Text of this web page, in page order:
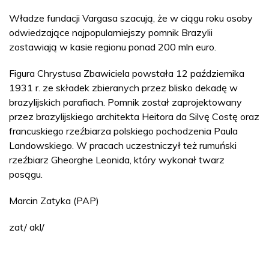
Władze fundacji Vargasa szacują, że w ciągu roku osoby
odwiedzające najpopularniejszy pomnik Brazylii
zostawiają w kasie regionu ponad 200 mln euro.
Figura Chrystusa Zbawiciela powstała 12 października
1931 r. ze składek zbieranych przez blisko dekadę w
brazylijskich parafiach. Pomnik został zaprojektowany
przez brazylijskiego architekta Heitora da Silvę Costę oraz
francuskiego rzeźbiarza polskiego pochodzenia Paula
Landowskiego. W pracach uczestniczył też rumuński
rzeźbiarz Gheorghe Leonida, który wykonał twarz
posągu.
Marcin Zatyka (PAP)
zat/ akl/